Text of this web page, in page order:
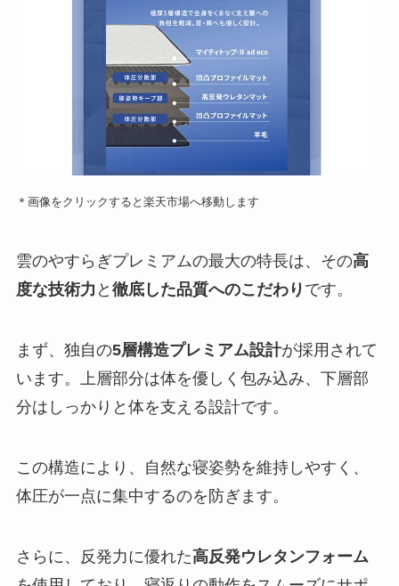
＊画像をクリックすると楽天市場へ移動します
雲のやすらぎプレミアムの最大の特長は、その高
度な技術力 と 徹底した品質へのこだわり です。
まず、独自の5層構造プレミアム設計が採用されて
います。上層部分は体を優しく包み込み、下層部
分はしっかりと体を支える設計です。
この構造により、自然な寝姿勢を維持しやすく、
体圧が一点に集中するのを防ぎます。
さらに、反発力に優れた高反発ウレタンフォーム